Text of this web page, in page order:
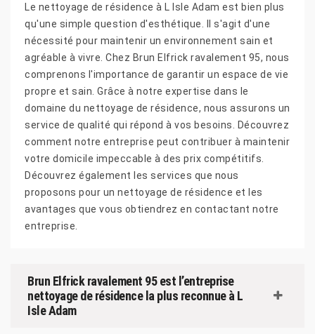
Le nettoyage de résidence à L Isle Adam est bien plus
qu'une simple question d'esthétique. Il s'agit d'une
nécessité pour maintenir un environnement sain et
agréable à vivre. Chez Brun Elfrick ravalement 95, nous
comprenons l'importance de garantir un espace de vie
propre et sain. Grâce à notre expertise dans le
domaine du nettoyage de résidence, nous assurons un
service de qualité qui répond à vos besoins. Découvrez
comment notre entreprise peut contribuer à maintenir
votre domicile impeccable à des prix compétitifs.
Découvrez également les services que nous
proposons pour un nettoyage de résidence et les
avantages que vous obtiendrez en contactant notre
entreprise.
Brun Elfrick ravalement 95 est l’entreprise
nettoyage de résidence la plus reconnue à L
Isle Adam